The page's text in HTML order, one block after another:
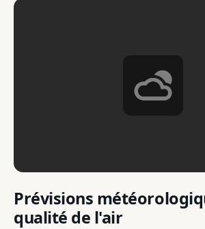
Prévisions
qualité de l'air